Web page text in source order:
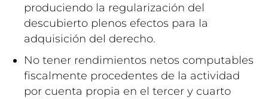
produciendo la regularización del
descubierto plenos efectos para la
adquisición del derecho.
No tener rendimientos netos computables
fiscalmente procedentes de la actividad
por cuenta propia en el tercer y cuarto